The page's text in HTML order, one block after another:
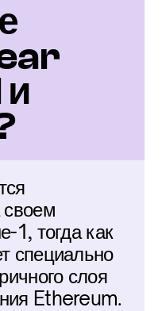
своем
1, тогда как
специально
слоя
Ethereum.